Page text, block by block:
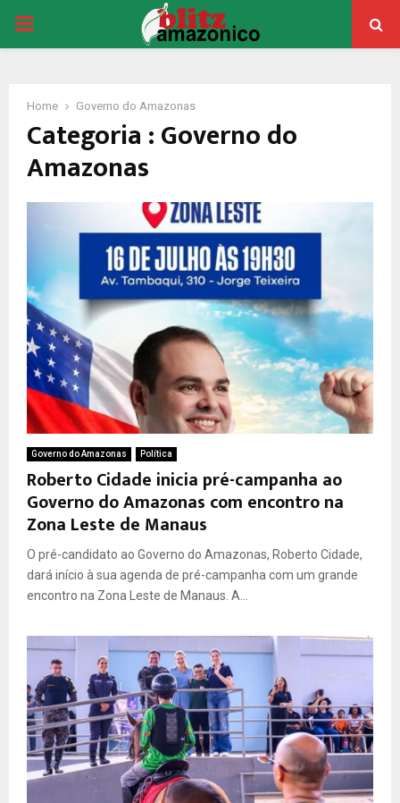
PRIMARY
Home Governo do Amazonas
Categoria : Governo do
Amazonas
Governo do Amazonas Política
Roberto Cidade inicia pré-campanha ao
Governo do Amazonas com encontro na
Zona Leste de Manaus
O pré-candidato ao Governo do Amazonas, Roberto Cidade,
dará início à sua agenda de pré-campanha com um grande
encontro na Zona Leste de Manaus. A...